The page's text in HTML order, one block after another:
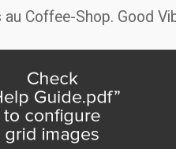
au Coffee-Shop. Good